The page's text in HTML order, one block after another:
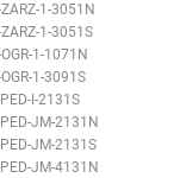
1-3051N
1-3051S
1-1071N
1-3091S
I-2131S
JM-2131N
JM-2131S
JM-4131N